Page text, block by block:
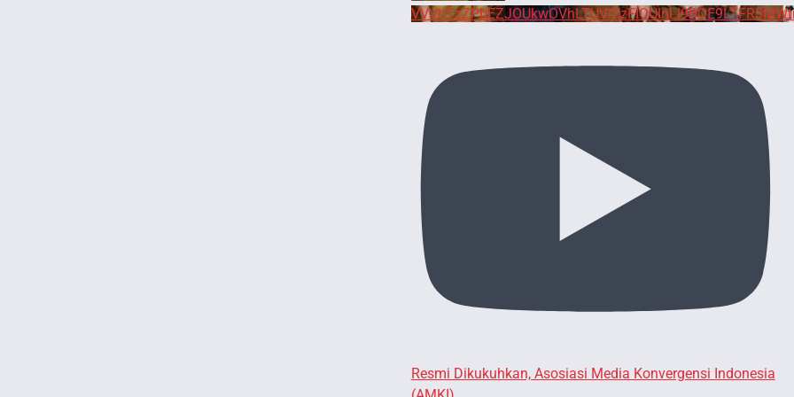
Resmi Dikukuhkan, Asosiasi Media Konvergensi Indonesia